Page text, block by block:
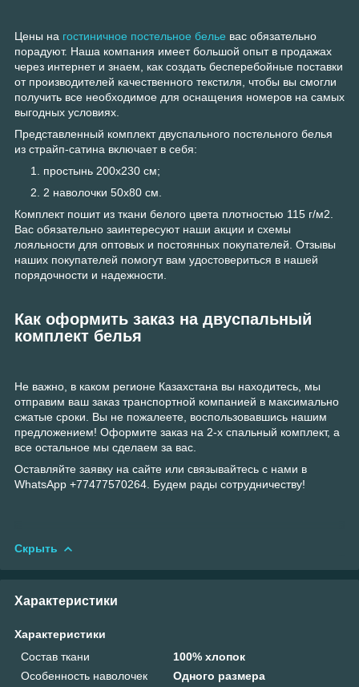
Цены на гостиничное постельное белье вас обязательно
порадуют. Наша компания имеет большой опыт в продажах
через интернет и знаем, как создать бесперебойные поставки
от производителей качественного текстиля, чтобы вы смогли
получить все необходимое для оснащения номеров на самых
выгодных условиях.
Представленный комплект двуспального постельного белья
из страйп-сатина включает в себя:
простынь 200х230 см;
2 наволочки 50х80 см.
Комплект пошит из ткани белого цвета плотностью 115 г/м2.
Вас обязательно заинтересуют наши акции и схемы
лояльности для оптовых и постоянных покупателей. Отзывы
наших покупателей помогут вам удостовериться в нашей
порядочности и надежности.
Как оформить заказ на двуспальный
комплект белья
Не важно, в каком регионе Казахстана вы находитесь, мы
отправим ваш заказ транспортной компанией в максимально
сжатые сроки. Вы не пожалеете, воспользовавшись нашим
предложением! Оформите заказ на 2-х спальный комплект, а
все остальное мы сделаем за вас.
Оставляйте заявку на сайте или связывайтесь с нами в
WhatsApp +77477570264. Будем рады сотрудничеству!
Скрыть
Характеристики
Характеристики
Состав ткани
100% хлопок
Особенность наволочек
Одного размера